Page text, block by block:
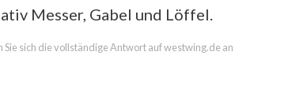
Messer, Gabel und Löffel.
Sie sich die vollständige Antwort auf westwing.de an